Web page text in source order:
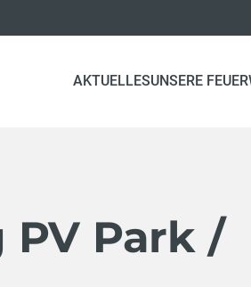
AKTUELLESUNSERE
Park /